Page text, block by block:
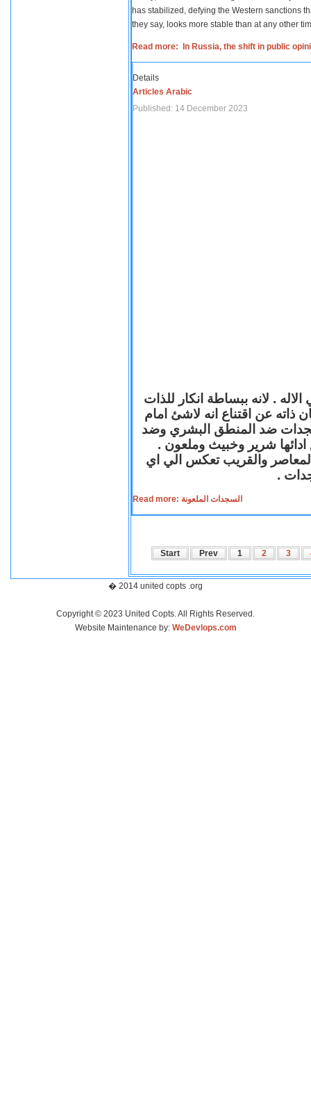
has stabilized, defying the Western sanctions
they say, looks more stable than at any other
Read more: In Russia, the shift in public
Details
Articles Arabic
Published: 14 December 2023
. لانه ببساطة انكار للذات
ذاته عن اقتناع انه لاشئ امام
ضد المنطق البشري وضد
ادائها شرير وخبيث وملعون .
المعاصر والقريب تعكس الي اي
.
Read more: السجدات الملعونة
Start Prev 1 2 3
� 2014 united copts .org
Copyright © 2023 United Copts. All Rights Reserved.
Website Maintenance by: WeDevlops.com